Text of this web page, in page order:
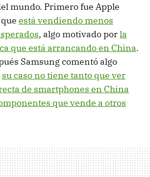
mundo. Primero fue Apple
está vendiendo menos
, algo motivado porla
que está arrancando en China.
Samsung comentó algo
su caso no tiene tanto que ver
de smartphones en China
que vende a otros